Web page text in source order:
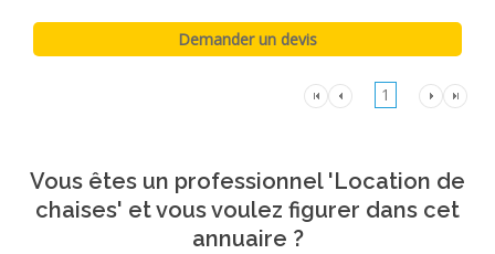
1
Vous êtes un professionnel 'Location de
chaises' et vous voulez figurer dans cet
annuaire ?